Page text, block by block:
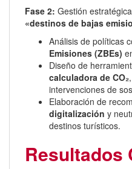
Fase 2: Gestión
«destinos de bajas
Análisis de políticas
Emisiones (ZBEs)
Diseño de
calculadora de CO₂
intervenciones de
Elaboración de
digitalización y
destinos turísticos.
Resultados